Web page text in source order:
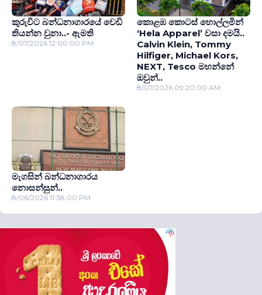
කුරුවිට බන්ධනාගාරයේ වෙඩි
තියන්න වුනා..- ඇමති
8/07/2026 12:00:00 PM
කොළඹ කොටස් හොල්ලමින්
‘Hela Apparel’ වසා දමයි..
Calvin Klein, Tommy
Hilfiger, Michael Kors,
NEXT, Tesco මහන්නේ
ඔවුන්..
8/07/2026 09:20:00 AM
මැගසින් බන්ධනාගාරය
නොසන්සුන්..
8/06/2026 11:38:00 PM